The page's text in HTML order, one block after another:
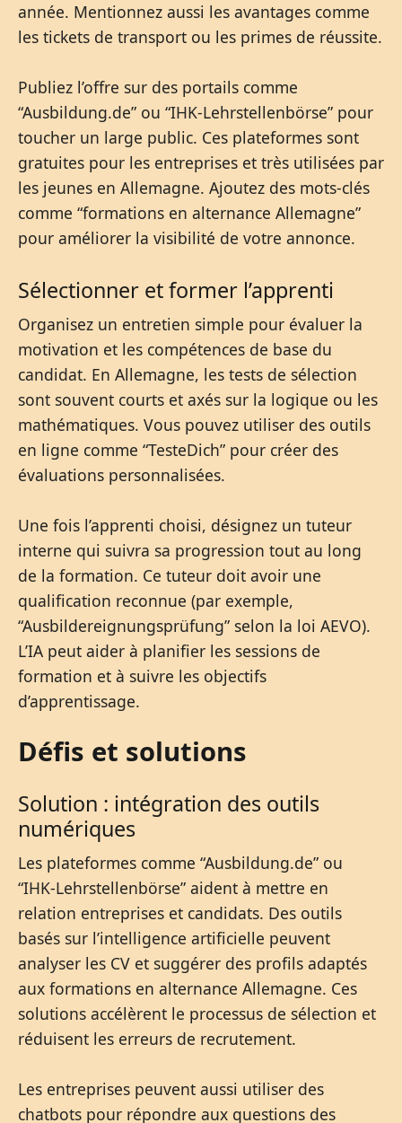
année. Mentionnez aussi les avantages comme
les tickets de transport ou les primes de réussite.
Publiez l’offre sur des portails comme
“Ausbildung.de” ou “IHK-Lehrstellenbörse” pour
toucher un large public. Ces plateformes sont
gratuites pour les entreprises et très utilisées par
les jeunes en Allemagne. Ajoutez des mots-clés
comme “formations en alternance Allemagne”
pour améliorer la visibilité de votre annonce.
Sélectionner et former l’apprenti
Organisez un entretien simple pour évaluer la
motivation et les compétences de base du
candidat. En Allemagne, les tests de sélection
sont souvent courts et axés sur la logique ou les
mathématiques. Vous pouvez utiliser des outils
en ligne comme “TesteDich” pour créer des
évaluations personnalisées.
Une fois l’apprenti choisi, désignez un tuteur
interne qui suivra sa progression tout au long
de la formation. Ce tuteur doit avoir une
qualification reconnue (par exemple,
“Ausbildereignungsprüfung” selon la loi AEVO).
L’IA peut aider à planifier les sessions de
formation et à suivre les objectifs
d’apprentissage.
Défis et solutions
Solution : intégration des outils
numériques
Les plateformes comme “Ausbildung.de” ou
“IHK-Lehrstellenbörse” aident à mettre en
relation entreprises et candidats. Des outils
basés sur l’intelligence artificielle peuvent
analyser les CV et suggérer des profils adaptés
aux formations en alternance Allemagne. Ces
solutions accélèrent le processus de sélection et
réduisent les erreurs de recrutement.
Les entreprises peuvent aussi utiliser des
chatbots pour répondre aux questions des